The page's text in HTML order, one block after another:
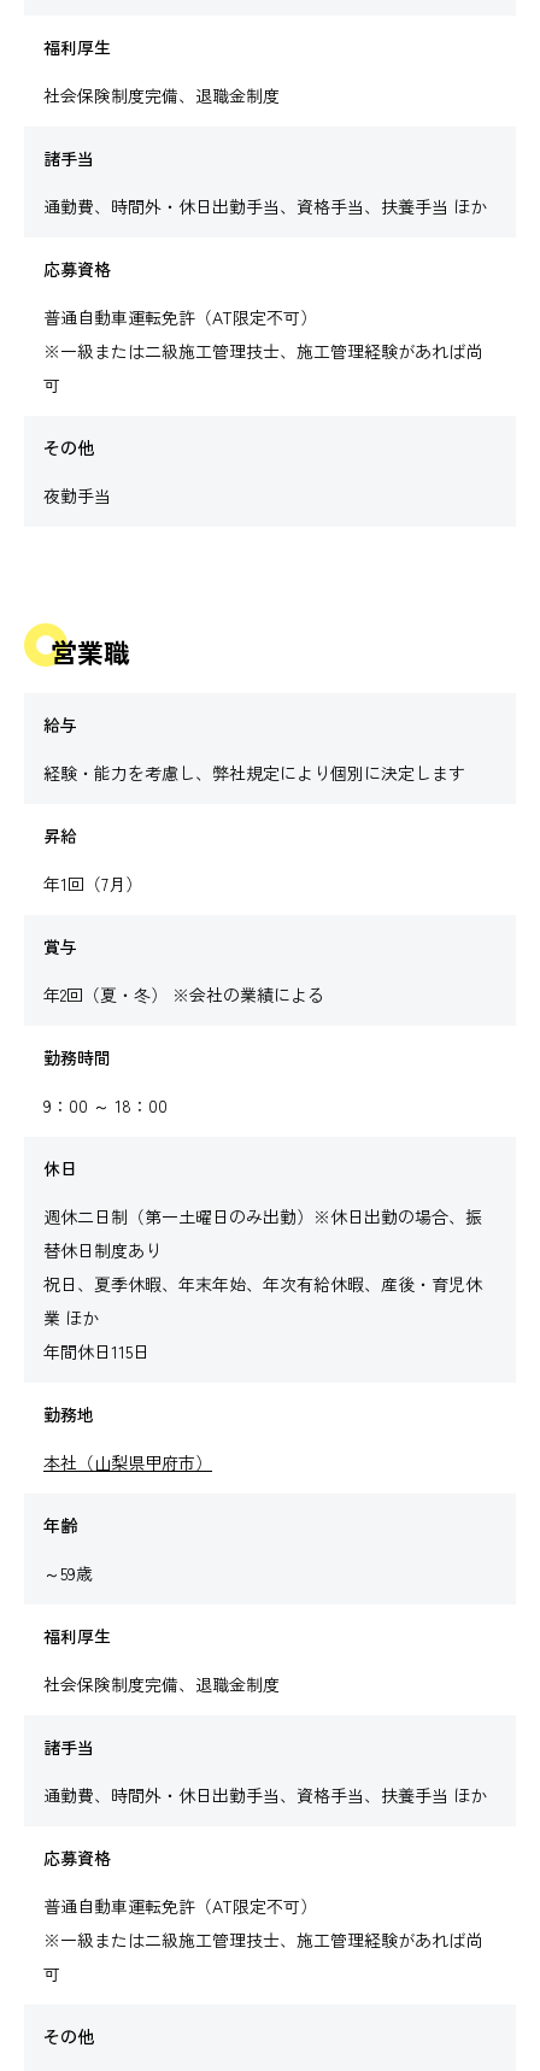
福利厚生
社会保険制度完備、退職金制度
諸手当
通勤費、時間外・休日出勤手当、資格手当、扶養手当 ほか
応募資格
普通自動車運転免許（AT限定不可）
※一級または二級施工管理技士、施工管理経験があれば尚
可
その他
夜勤手当
営業職
給与
経験・能力を考慮し、弊社規定により個別に決定します
昇給
年1回（7月）
賞与
年2回（夏・冬） ※会社の業績による
勤務時間
9：00 ～ 18：00
休日
週休二日制（第一土曜日のみ出勤）※休日出勤の場合、振
替休日制度あり
祝日、夏季休暇、年末年始、年次有給休暇、産後・育児休
業 ほか
年間休日115日
勤務地
本社（山梨県甲府市）
年齢
～59歳
福利厚生
社会保険制度完備、退職金制度
諸手当
通勤費、時間外・休日出勤手当、資格手当、扶養手当 ほか
応募資格
普通自動車運転免許（AT限定不可）
※一級または二級施工管理技士、施工管理経験があれば尚
可
その他